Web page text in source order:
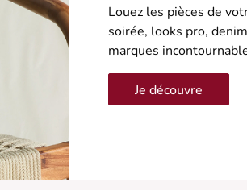
Louez les pièces de
soirée, looks pro,
marques
Je découvre